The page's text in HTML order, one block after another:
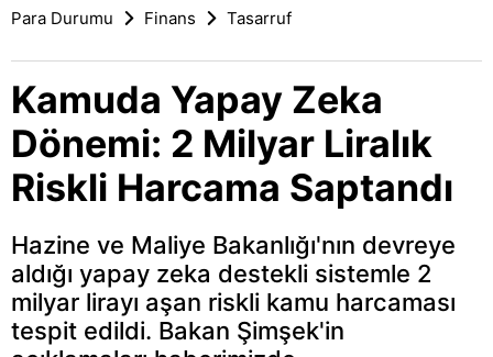
Para Durumu Finans Tasarruf
Kamuda Yapay Zeka
Dönemi: 2 Milyar Liralık
Riskli Harcama Saptandı
Hazine ve Maliye Bakanlığı'nın devreye
aldığı yapay zeka destekli sistemle 2
milyar lirayı aşan riskli kamu harcaması
tespit edildi. Bakan Şimşek'in